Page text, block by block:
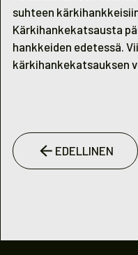
suhteen
Kärkihankekatsausta
hankkeiden edetessä.
kärkihankekatsauksen
EDELLINEN